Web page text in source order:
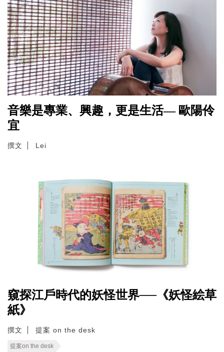
音樂是專業、興趣，更是生活— 歐陽伶
宜
撰文 Lei
窺探江戶時代的妖怪世界──《妖怪絵草
紙》
撰文 提案 on the desk
提案on the desk